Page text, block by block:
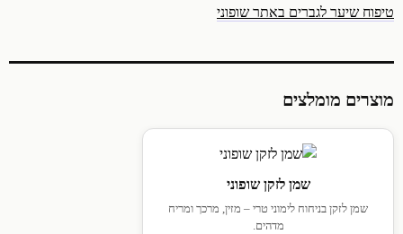
טיפוח שיער לגברים באתר שופוני
מוצרים מומלצים
שמן לזקן שופוני
שמן לזקן בניחוח לימוני טרי – מזין, מרכך ומריח
מדהים.